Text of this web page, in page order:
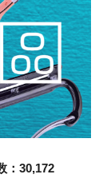
：30,172